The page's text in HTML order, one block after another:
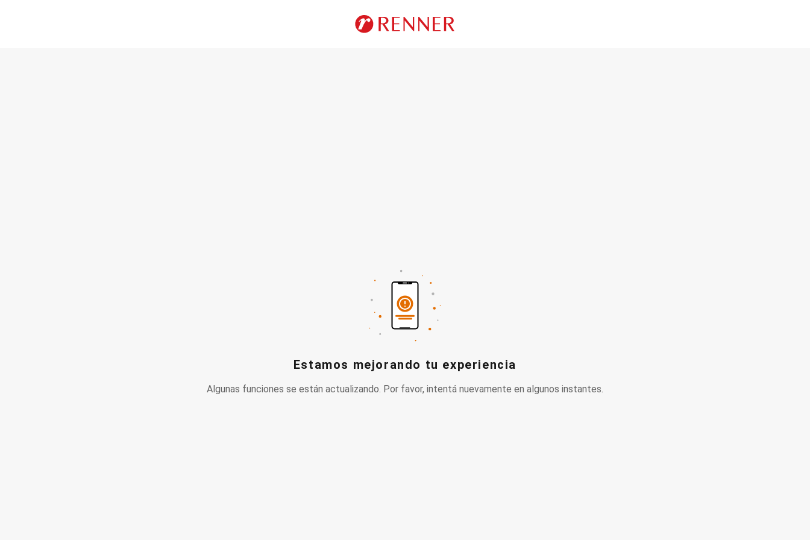
Estamos mejorando tu experiencia
Algunas funciones se están actualizando. Por favor, intentá nuevamente en algunos instantes.